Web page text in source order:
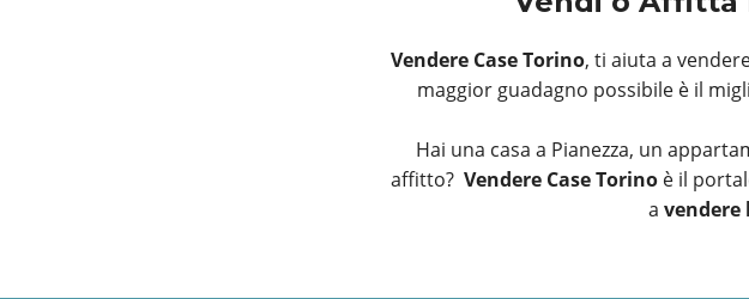
Vendere Case Torino, ti aiuta a
maggior guadagno possibile è il
Hai una casa a Pianezza, un
affitto? Vendere Case Torinoè il
a vendere